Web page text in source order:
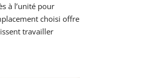
à l’unité pour
choisi offre
travailler